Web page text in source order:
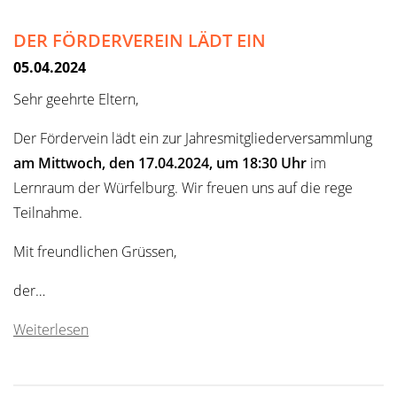
DER FÖRDERVEREIN LÄDT EIN
05.04.2024
Sehr geehrte Eltern,
Der Fördervein lädt ein zur Jahresmitgliederversammlung
am Mittwoch, den 17.04.2024, um 18:30 Uhr im
Lernraum der Würfelburg. Wir freuen uns auf die rege
Teilnahme.
Mit freundlichen Grüssen,
der…
Weiterlesen